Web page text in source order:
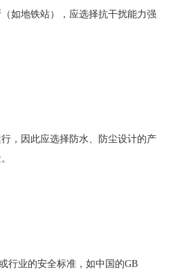
地铁站），应选择抗干扰能力强
因此应选择防水、防尘设计的产
业的安全标准，如中国的GB